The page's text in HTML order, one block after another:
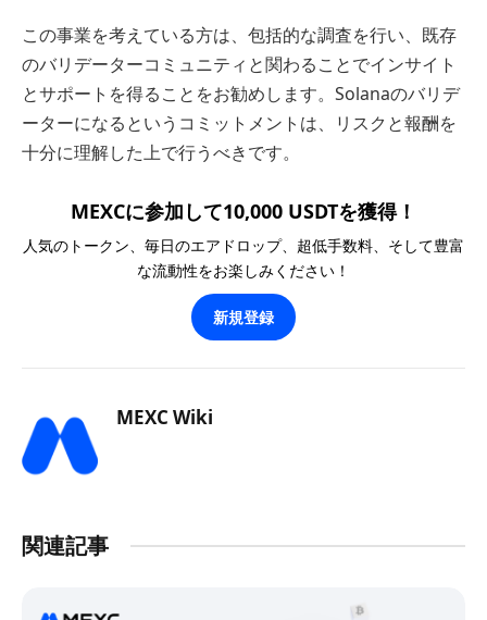
この事業を考えている方は、包括的な調査を行い、既存
のバリデーターコミュニティと関わることでインサイト
とサポートを得ることをお勧めします。Solanaのバリデ
ーターになるというコミットメントは、リスクと報酬を
十分に理解した上で行うべきです。
MEXCに参加して10,000 USDTを獲得！
人気のトークン、毎日のエアドロップ、超低手数料、そして豊富
な流動性をお楽しみください！
新規登録
MEXC Wiki
関連記事